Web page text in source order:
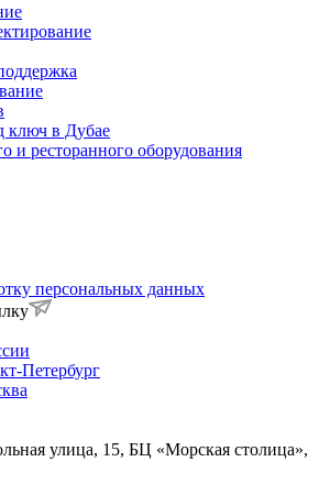
ключ в Дубае
и ресторанного оборудования
персональных данных
Петербург
улица, 15, БЦ «Морская столица»,